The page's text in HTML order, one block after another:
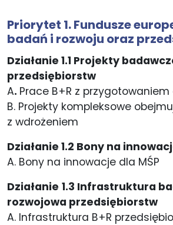
Priorytet 1. Fundusze
badań i rozwoju oraz
Działanie 1.1 Projekty
przedsiębiorstw
A. Prace B+R z
B. Projekty kompleksowe
z wdrożeniem
Działanie 1.2 Bony na
A. Bony na innowacje dla MŚP
Działanie 1.3 Infrastruktura
rozwojowa przedsiębiorstw
A. Infrastruktura B+R